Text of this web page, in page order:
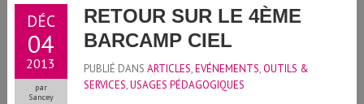
DÉC
04
2013
par
Sancey
RETOUR SUR LE 4ÈME
BARCAMP CIEL
PUBLIÉ DANS ARTICLES,EVÉNEMENTS,OUTILS &
SERVICES,USAGES PÉDAGOGIQUES